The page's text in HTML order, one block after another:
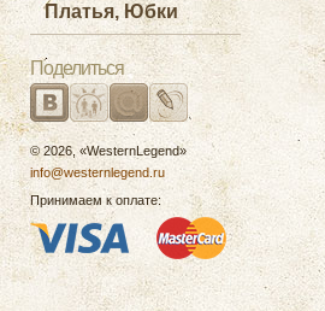
Платья, Юбки
Поделиться
© 2026, «WesternLegend»
info@westernlegend.ru
Принимаем к оплате: